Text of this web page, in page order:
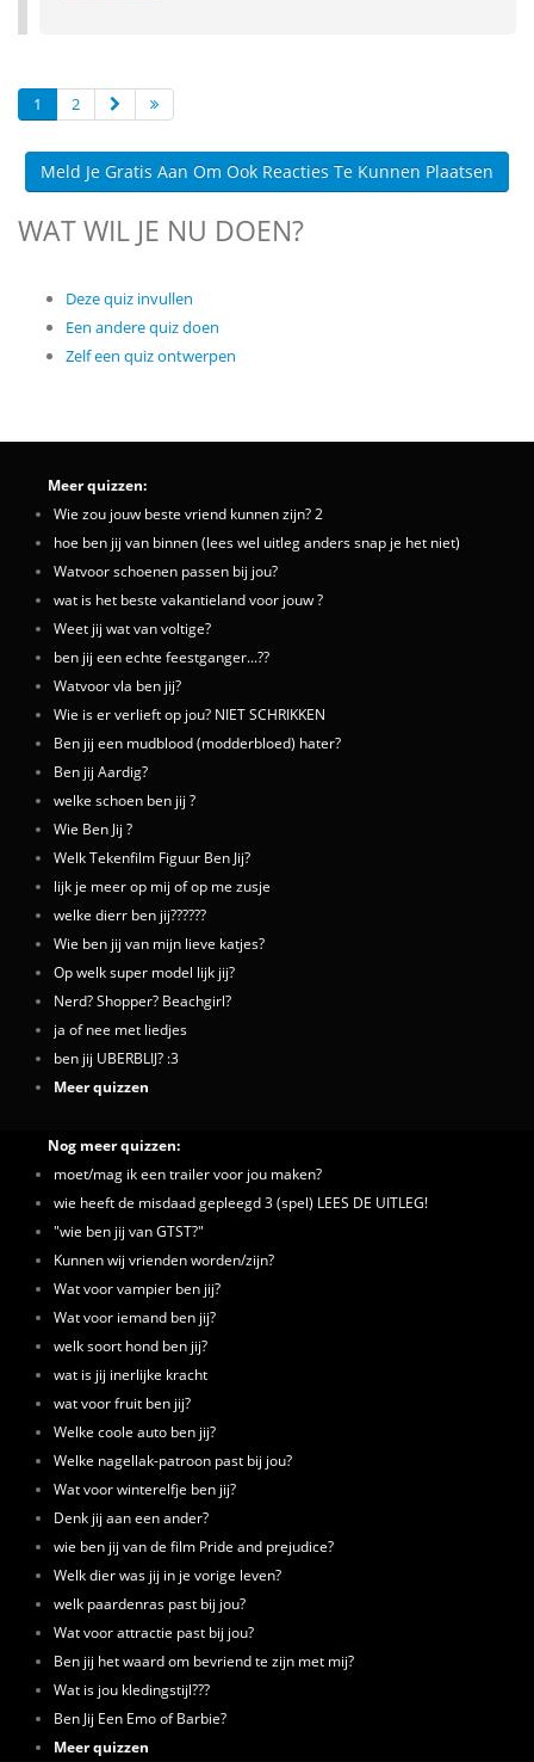
1 2
Meld Je Gratis Aan Om Ook Reacties Te Kunnen Plaatsen
WAT WIL JE NU DOEN?
Deze quiz invullen
Een andere quiz doen
Zelf een quiz ontwerpen
Meer quizzen:
Wie zou jouw beste vriend kunnen zijn? 2
hoe ben jij van binnen (lees wel uitleg anders snap je het niet)
Watvoor schoenen passen bij jou?
wat is het beste vakantieland voor jouw ?
Weet jij wat van voltige?
ben jij een echte feestganger...??
Watvoor vla ben jij?
Wie is er verlieft op jou? NIET SCHRIKKEN
Ben jij een mudblood (modderbloed) hater?
Ben jij Aardig?
welke schoen ben jij ?
Wie Ben Jij ?
Welk Tekenfilm Figuur Ben Jij?
lijk je meer op mij of op me zusje
welke dierr ben jij??????
Wie ben jij van mijn lieve katjes?
Op welk super model lijk jij?
Nerd? Shopper? Beachgirl?
ja of nee met liedjes
ben jij UBERBLIJ? :3
Meer quizzen
Nog meer quizzen:
moet/mag ik een trailer voor jou maken?
wie heeft de misdaad gepleegd 3 (spel) LEES DE UITLEG!
"wie ben jij van GTST?"
Kunnen wij vrienden worden/zijn?
Wat voor vampier ben jij?
Wat voor iemand ben jij?
welk soort hond ben jij?
wat is jij inerlijke kracht
wat voor fruit ben jij?
Welke coole auto ben jij?
Welke nagellak-patroon past bij jou?
Wat voor winterelfje ben jij?
Denk jij aan een ander?
wie ben jij van de film Pride and prejudice?
Welk dier was jij in je vorige leven?
welk paardenras past bij jou?
Wat voor attractie past bij jou?
Ben jij het waard om bevriend te zijn met mij?
Wat is jou kledingstijl???
Ben Jij Een Emo of Barbie?
Meer quizzen